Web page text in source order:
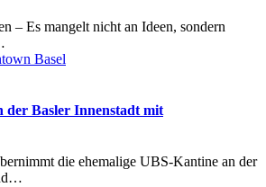
– Es mangelt nicht an Ideen, sondern
der Basler Innenstadt mit
die ehemalige UBS-Kantine an der